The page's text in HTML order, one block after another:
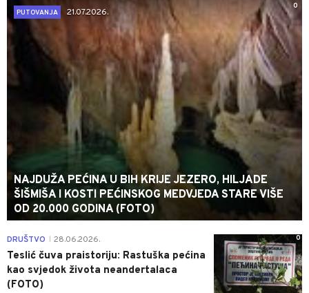
0
PUTOVANJA
21.07.2026.
NAJDUŽA PEĆINA U BIH KRIJE JEZERO, HILJADE
ŠIŠMIŠA I KOSTI PEĆINSKOG MEDVJEDA STARE VIŠE
OD 20.000 GODINA (FOTO)
0
DRUŠTVO 28.06.2026.
Teslić čuva praistoriju: Rastuška pećina
kao svjedok života neandertalaca
(FOTO)